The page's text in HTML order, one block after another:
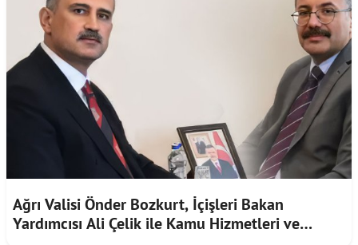
Ağrı Valisi Önder Bozkurt, İçişleri Bakan
Yardımcısı Ali Çelik ile Kamu Hizmetleri ve